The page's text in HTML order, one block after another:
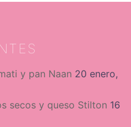
y pan Naan 20 enero,
secos y queso Stilton 16